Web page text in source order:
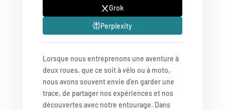
Grok
Perplexity
Lorsque nous entreprenons une aventure à
deux roues, que ce soit à vélo ou à moto,
nous avons souvent envie d’en garder une
trace, de partager nos expériences et nos
découvertes avec notre entourage. Dans